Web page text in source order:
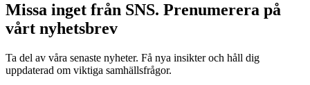
Missa inget från SNS. Prenumerera på
vårt nyhetsbrev
Ta del av våra senaste nyheter. Få nya insikter och håll dig
uppdaterad om viktiga samhällsfrågor.